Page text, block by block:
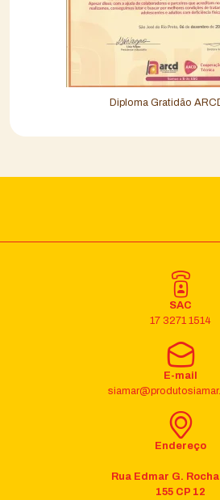
Diploma Gratidão
SAC
17 3271 1514
E-mail
Endereço
Rua Edmar G.
155 CP 12